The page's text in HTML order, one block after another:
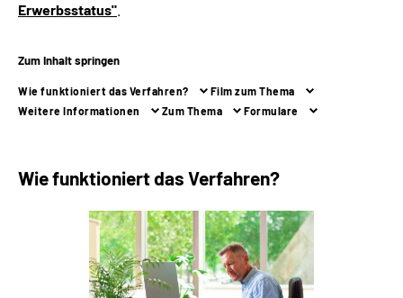
Online-Services
Suche
Language
Leichte Sprache
Mein Kundenportal
Erwerbsstatus"
Zum Inhalt springen
Wie funktioniert das Verfahren?
Film zum Thema
Weitere Informationen
Zum Thema Formulare
Wie funktioniert das Verfahren?